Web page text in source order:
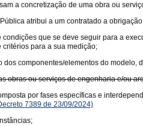
a concretização de uma obra ou
atribui a um contratado a
que se deve seguir para a
para a sua medição;
componentes/elementos do
obras ou serviços de engenharia e/ou
por fases específicas e
7389 de 23/09/2024)